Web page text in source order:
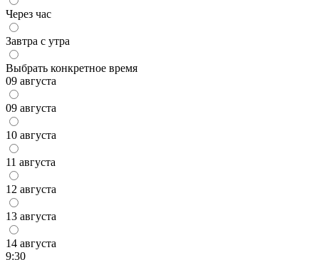
Через час
Завтра с утра
Выбрать конкретное время
09 августа
09 августа
10 августа
11 августа
12 августа
13 августа
14 августа
9:30